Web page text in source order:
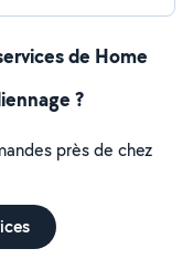
de Home
?
près de chez